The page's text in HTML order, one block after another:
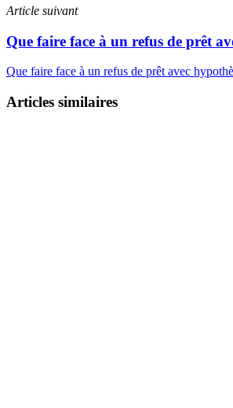
Article suivant
Que faire face à un refus de prêt
Que faire face à un refus de prêt avec
Articles similaires